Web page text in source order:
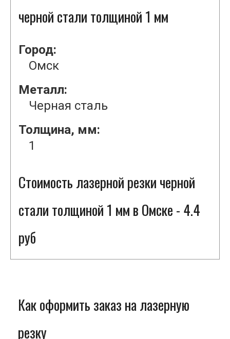
черной стали толщиной 1 мм
Город:
Омск
Металл:
Черная сталь
Толщина, мм:
1
Стоимость лазерной резки черной
стали толщиной 1 мм в Омске - 4.4
руб
Как оформить заказ на лазерную
резку